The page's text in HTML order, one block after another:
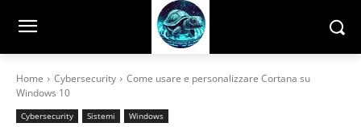
Home Cybersecurity
Come usare e personalizzare Cortana su
Windows 10
Cybersecurity Sistemi Windows